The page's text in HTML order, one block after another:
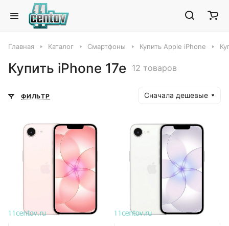
Главная Каталог Смартфоны Купить Apple iPhone
Купить iPhone 17e 12 товаров
ФИЛЬТР Сначала дешевые